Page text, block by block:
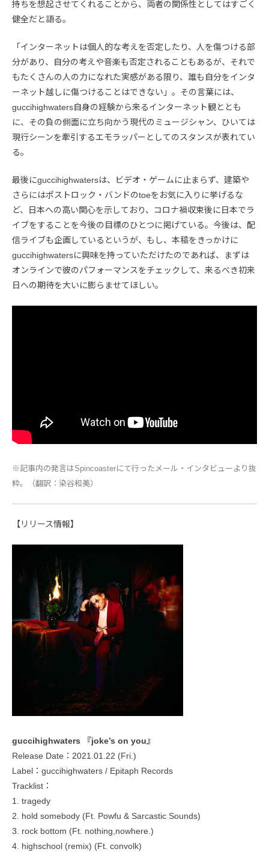
持ちを想起させてくれることから、両者の関係性としてはすごく
健全だと語る。
「インターネットは個人的な考えを否定したり、人を傷つける部
分があり、自分の考えや音楽も否定されることもあるが、それで
もたくさんの人の力になれた実感がある限り、誰も自分をインタ
ーネット越しに傷つけることはできない」。その言葉には、
guccihighwaters自身の経験から来るインターネット観ととも
に、その負の側面に立ち向かう現代のミュージシャン、ひいては
現行シーンを牽引するエモラッパーとしてのスタンスが表れてい
る。
最後にguccihighwatersは、ビデオ・ゲームに止まらず、建築や
さらにはポストロック・バンドのtoeをお気に入りに挙げるな
ど、日本への高い関心を示しており、コロナ禍収束後に日本でラ
イブをすることを今後の目標のひとつに掲げている。今後は、配
信ライブも企画しているというが、もし、本稿をきっかけに
guccihighwatersに興味を持っていただけたのであれば、まずは
オンラインで彼のパフォーマンスをチェックして、来るべき初来
日への期待を大いに膨らませてほしい。
※記事内の発言はSpincoasterにて行ったメール・インタビューより抜
粋。（翻訳：染谷和美）
【リリース情報】
guccihighwaters 『joke’s on you』
Release Date：2021.01.22 (Fri.)
Label：guccihighwaters / Epitaph Records
Tracklist：
1. ​tragedy
2. ​hold somebody (Ft. Powfu & Sarcastic Sounds)
3. ​rock bottom (Ft. ​nothing,nowhere.)
4. ​highschool (remix) (Ft. ​convolk)